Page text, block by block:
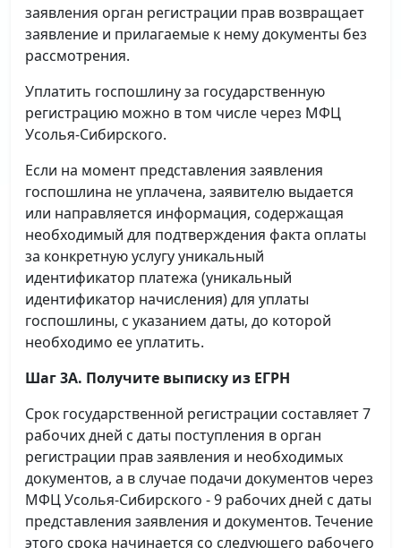
заявления орган регистрации прав возвращает
заявление и прилагаемые к нему документы без
рассмотрения.
Уплатить госпошлину за государственную
регистрацию можно в том числе через МФЦ
Усолья-Сибирского.
Если на момент представления заявления
госпошлина не уплачена, заявителю выдается
или направляется информация, содержащая
необходимый для подтверждения факта оплаты
за конкретную услугу уникальный
идентификатор платежа (уникальный
идентификатор начисления) для уплаты
госпошлины, с указанием даты, до которой
необходимо ее уплатить.
Шаг 3А. Получите выписку из ЕГРН
Срок государственной регистрации составляет 7
рабочих дней с даты поступления в орган
регистрации прав заявления и необходимых
документов, а в случае подачи документов через
МФЦ Усолья-Сибирского - 9 рабочих дней с даты
представления заявления и документов. Течение
этого срока начинается со следующего рабочего